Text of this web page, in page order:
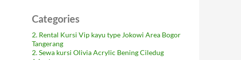
Categories
2. Rental Kursi Vip kayu type Jokowi Area Bogor
Tangerang
2. Sewa kursi Olivia Acrylic Bening Ciledug